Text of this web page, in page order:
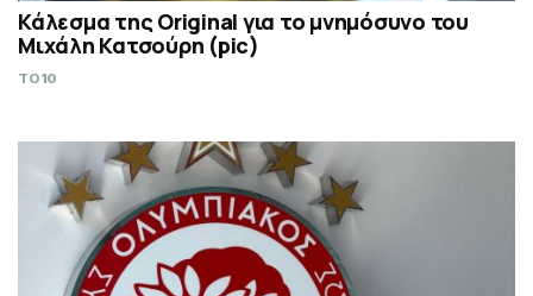
Κάλεσμα της Original για το μνημόσυνο του
Μιχάλη Κατσούρη (pic)
TO10